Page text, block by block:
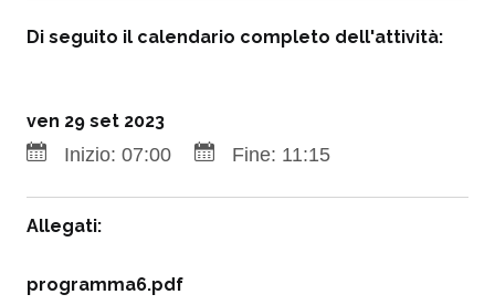
Di seguito il calendario completo dell'attività:
ven 29 set 2023
Inizio: 07:00 Fine: 11:15
Allegati:
programma6.pdf